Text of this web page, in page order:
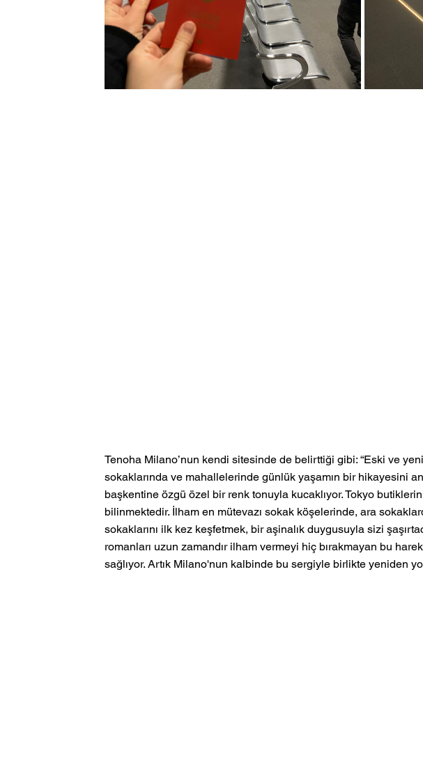
Tenoha Milano’nun kendi sitesinde de belirttiği gibi: “Eski ve
sokaklarında ve mahallelerinde günlük yaşamın bir hikayesini
başkentine özgü özel bir renk tonuyla kucaklıyor. Tokyo
bilinmektedir. İlham en mütevazı sokak köşelerinde, ara
sokaklarını ilk kez keşfetmek, bir aşinalık duygusuyla sizi
romanları uzun zamandır ilham vermeyi hiç bırakmayan bu
sağlıyor. Artık Milano'nun kalbinde bu sergiyle birlikte yeniden